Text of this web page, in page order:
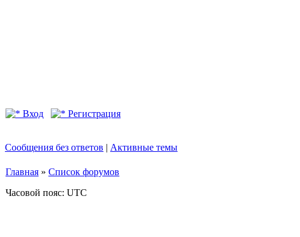
Вход Регистрация
Сообщения без ответов | Активные темы
Главная » Список форумов
Часовой пояс: UTC